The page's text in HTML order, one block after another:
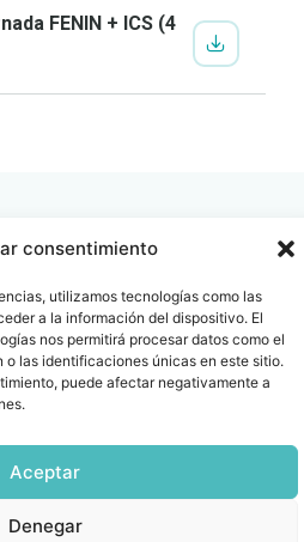
consentimiento
utilizamos tecnologías como las
a la información del dispositivo. El
nos permitirá procesar datos como el
las identificaciones únicas en este sitio.
puede afectar negativamente a
Aceptar
Denegar
FENIN + ICS (4
Oficina Barcelona
Travesera de Gracia, 56 -
1º, 3ª 08006
932 014 655
de
privacidad
denuncias)